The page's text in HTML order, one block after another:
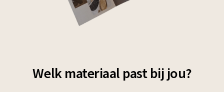
Welk materiaal past bij jou?